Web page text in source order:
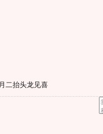
二抬头龙见喜